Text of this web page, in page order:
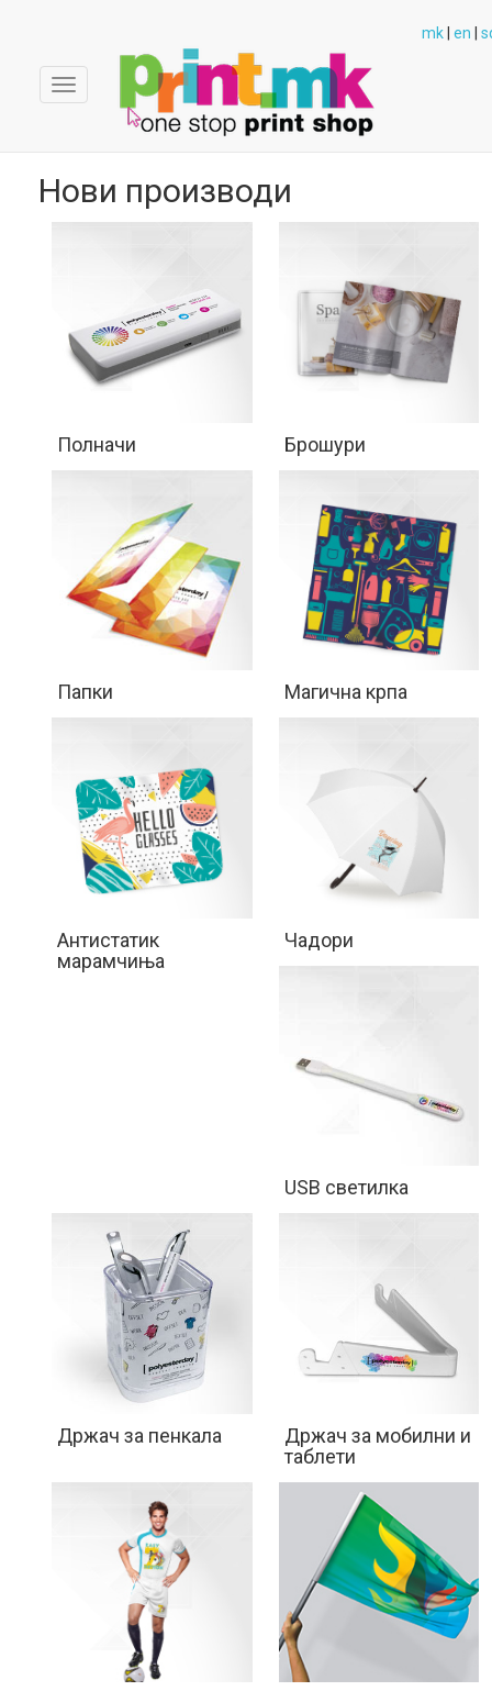
mk en
Toggle
navigation
Нови производи
Полначи Брошури
Папки Магична крпа
Антистатик
марамчиња
Чадори
USB светилка
Држач за пенкала
Држач за мобилни и
таблети